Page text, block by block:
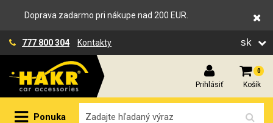
Doprava zadarmo pri nákupe nad 200 EUR.
777 800 304 Kontakty sk
Prihlásiť
0
Košík
Ponuka